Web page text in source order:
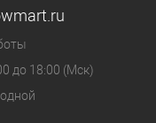
до 18:00 (Мск)